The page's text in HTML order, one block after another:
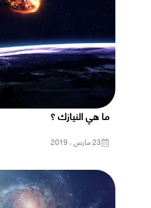
ما هي النيازك ؟
23 مارس ، 2019